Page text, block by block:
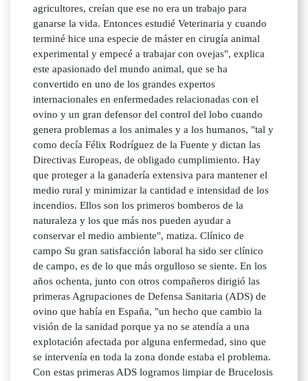
agricultores, creían que ese no era un trabajo para
ganarse la vida. Entonces estudié Veterinaria y cuando
terminé hice una especie de máster en cirugía animal
experimental y empecé a trabajar con ovejas", explica
este apasionado del mundo animal, que se ha
convertido en uno de los grandes expertos
internacionales en enfermedades relacionadas con el
ovino y un gran defensor del control del lobo cuando
genera problemas a los animales y a los humanos, "tal y
como decía Félix Rodríguez de la Fuente y dictan las
Directivas Europeas, de obligado cumplimiento. Hay
que proteger a la ganadería extensiva para mantener el
medio rural y minimizar la cantidad e intensidad de los
incendios. Ellos son los primeros bomberos de la
naturaleza y los que más nos pueden ayudar a
conservar el medio ambiente", matiza. Clínico de
campo Su gran satisfacción laboral ha sido ser clínico
de campo, es de lo que más orgulloso se siente. En los
años ochenta, junto con otros compañeros dirigió las
primeras Agrupaciones de Defensa Sanitaria (ADS) de
ovino que había en España, "un hecho que cambio la
visión de la sanidad porque ya no se atendía a una
explotación afectada por alguna enfermedad, sino que
se intervenía en toda la zona donde estaba el problema.
Con estas primeras ADS logramos limpiar de Brucelosis